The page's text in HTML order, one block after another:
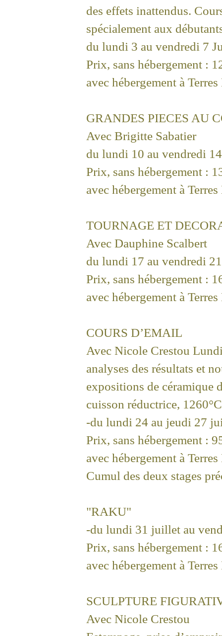
des effets inattendus.
spécialement aux
du lundi 3 au vendredi 7
Prix, sans hébergement :
avec hébergement à
GRANDES PIECES AU
Avec Brigitte Sabatier
du lundi 10 au vendredi
Prix, sans hébergement :
avec hébergement à
TOURNAGE ET
Avec Dauphine Scalbert
du lundi 17 au vendredi
Prix, sans hébergement :
avec hébergement à
COURS D’EMAIL
Avec Nicole Crestou
analyses des résultats et
expositions de céramique
cuisson réductrice,
-du lundi 24 au jeudi 27
Prix, sans hébergement :
avec hébergement à
Cumul des deux stages
"RAKU"
-du lundi 31 juillet au
Prix, sans hébergement :
avec hébergement à
SCULPTURE
Avec Nicole Crestou